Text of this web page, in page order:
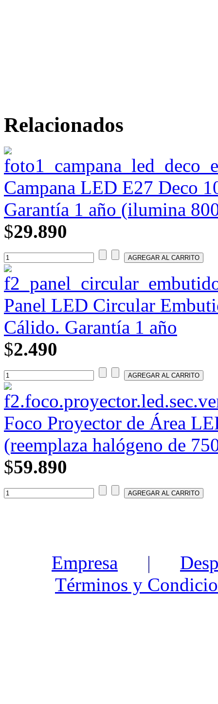
Relacionados
Campana LED E27 Deco
Garantía 1 año (ilumina
$29.890
Panel LED Circular
Cálido. Garantía 1 año
$2.490
Foco Proyector de Área
(reemplaza halógeno de
$59.890
Empresa |
Términos y